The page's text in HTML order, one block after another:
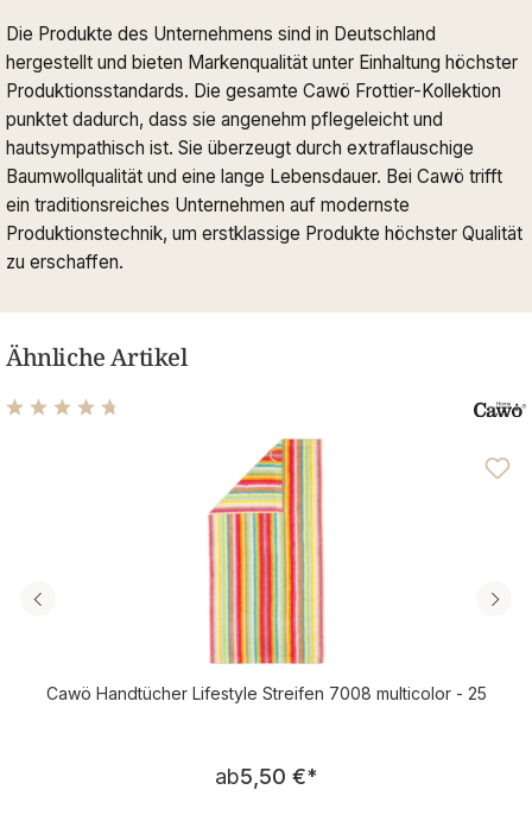
Die Produkte des Unternehmens sind in Deutschland
hergestellt und bieten Markenqualität unter Einhaltung höchster
Produktionsstandards. Die gesamte Cawö Frottier-Kollektion
punktet dadurch, dass sie angenehm pflegeleicht und
hautsympathisch ist. Sie überzeugt durch extraflauschige
Baumwollqualität und eine lange Lebensdauer. Bei Cawö trifft
ein traditionsreiches Unternehmen auf modernste
Produktionstechnik, um erstklassige Produkte höchster Qualität
zu erschaffen.
Ähnliche Artikel
Durchschnittliche Bewertung von 4.71 von 5 Sternen
Cawö Handtücher Lifestyle Streifen 7008 multicolor - 25
Regulärer Preis:
ab5,50 €*